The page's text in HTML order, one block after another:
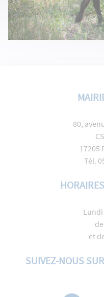
80,
17205
Tél.
et
SUIVEZ-NOUS